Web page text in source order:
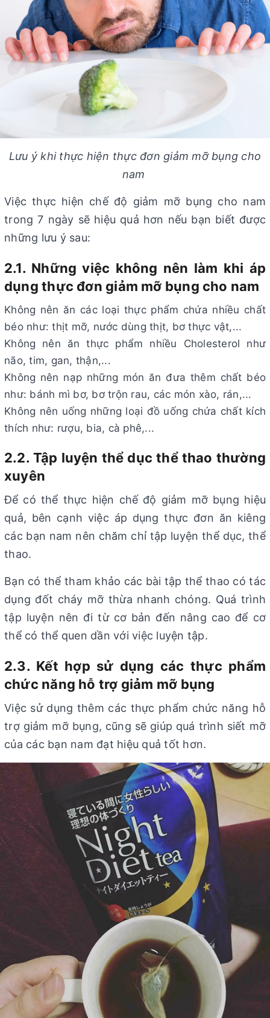
Lưu ý khi thực hiện thực đơn giảm mỡ bụng cho
nam
Việc thực hiện chế độ giảm mỡ bụng cho nam
trong 7 ngày sẽ hiệu quả hơn nếu bạn biết được
những lưu ý sau:
2.1. Những việc không nên làm khi áp
dụng thực đơn giảm mỡ bụng cho nam
Không nên ăn các loại thực phẩm chứa nhiều chất
béo như: thịt mỡ, nước dùng thịt, bơ thực vật,...
Không nên ăn thực phẩm nhiều Cholesterol như
não, tim, gan, thận,...
Không nên nạp những món ăn đưa thêm chất béo
như: bánh mì bơ, bơ trộn rau, các món xào, rán,...
Không nên uống những loại đồ uống chứa chất kích
thích như: rượu, bia, cà phê,...
2.2. Tập luyện thể dục thể thao thường
xuyên
Để có thể thực hiện chế độ giảm mỡ bụng hiệu
quả, bên cạnh việc áp dụng thực đơn ăn kiêng
các bạn nam nên chăm chỉ tập luyện thể dục, thể
thao.
Bạn có thể tham khảo các bài tập thể thao có tác
dụng đốt cháy mỡ thừa nhanh chóng. Quá trình
tập luyện nên đi từ cơ bản đến nâng cao để cơ
thể có thể quen dần với việc luyện tập.
2.3. Kết hợp sử dụng các thực phẩm
chức năng hỗ trợ giảm mỡ bụng
Việc sử dụng thêm các thực phẩm chức năng hỗ
trợ giảm mỡ bụng, cũng sẽ giúp quá trình siết mỡ
của các bạn nam đạt hiệu quả tốt hơn.